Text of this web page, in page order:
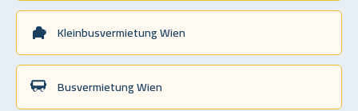
Kleinbusvermietung Wien
Busvermietung Wien